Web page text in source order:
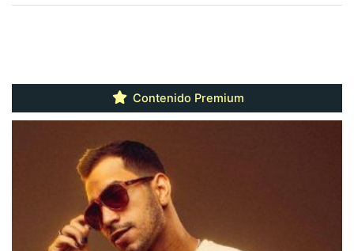
Contenido Premium